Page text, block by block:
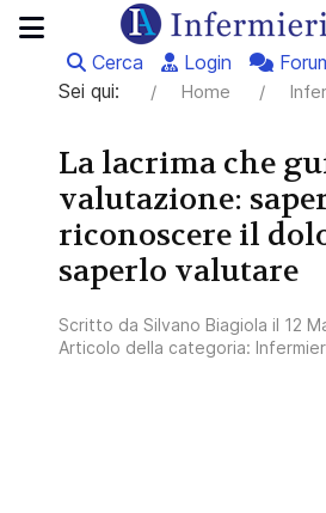
Cerca Login
Sei qui:
Home
La lacrima che
valutazione:
riconoscere il
saperlo valutare
Scritto da Silvano Biagiola il 12
Articolo della categoria: